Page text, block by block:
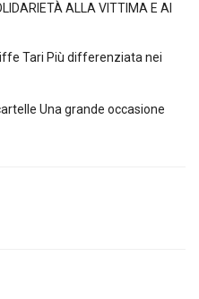
ALLA VITTIMA E AI
Tari Più differenziata nei
Una grande occasione